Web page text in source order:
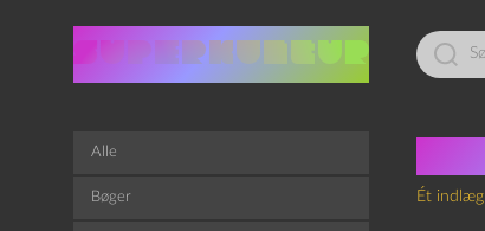
Led
efter:
Ét indlæg
Alle
Bøger